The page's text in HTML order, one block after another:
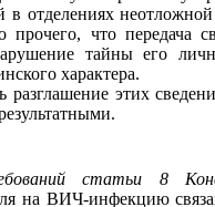
в отделениях
что передача
тайны его
характера.
разглашение этих
статьи 8
на ВИЧ-инфекцию